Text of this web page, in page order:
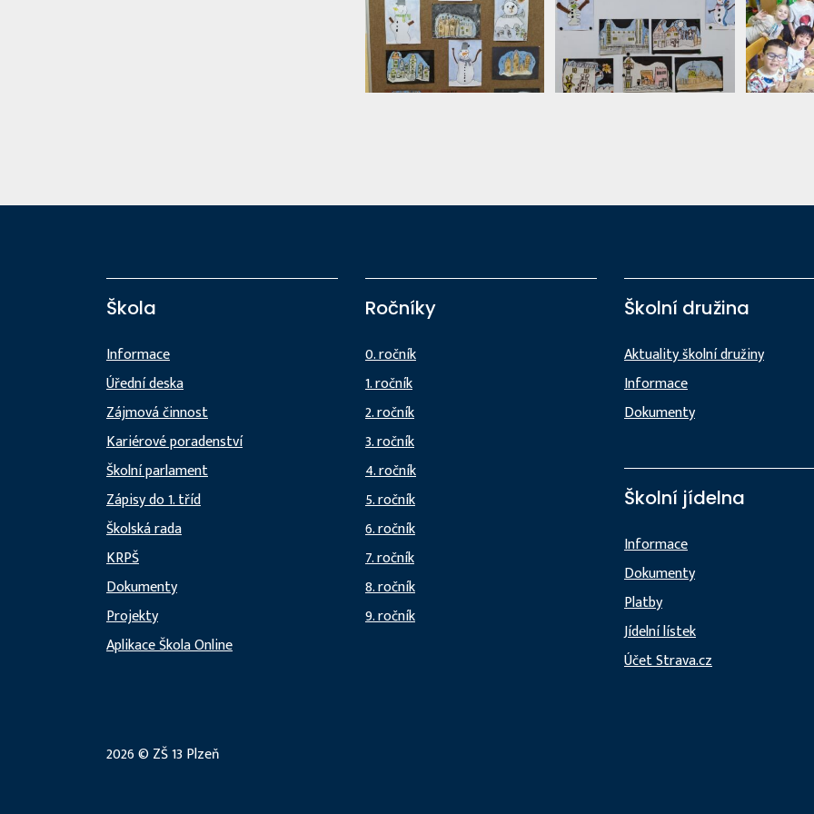
Škola
Informace
Úřední deska
Zájmová činnost
Kariérové poradenství
Školní parlament
Zápisy do 1. tříd
Školská rada
KRPŠ
Dokumenty
Projekty
Aplikace Škola Online
Ročníky
0. ročník
1. ročník
2. ročník
3. ročník
4. ročník
5. ročník
6. ročník
7. ročník
8. ročník
9. ročník
Školní družina
Aktuality školní družiny
Informace
Dokumenty
Školní jídelna
Informace
Dokumenty
Platby
Jídelní lístek
Účet Strava.cz
2026 © ZŠ 13 Plzeň